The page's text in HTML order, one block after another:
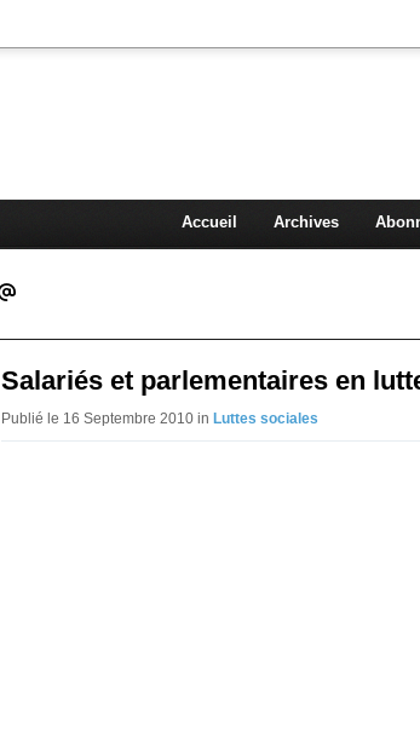
Accueil Archives
Salariés et parlementaires en
Publié le 16 Septembre 2010 in Luttes sociales